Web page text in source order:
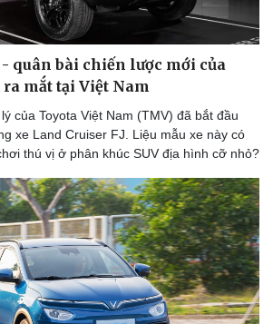
quân bài chiến lược mới của
mắt tại Việt Nam
của Toyota Việt Nam (TMV) đã bắt đầu
xe Land Cruiser FJ. Liệu mẫu xe này có
thú vị ở phân khúc SUV địa hình cỡ nhỏ?